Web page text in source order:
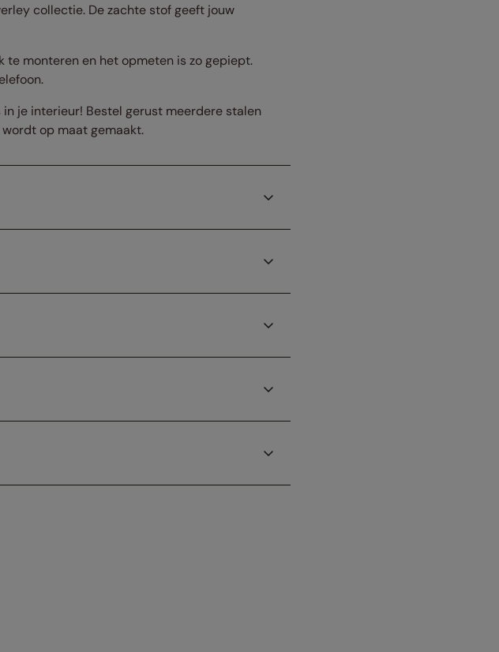
collectie. De zachte stof geeft jouw
te monteren en het opmeten is zo gepiept.
je interieur! Bestel gerust meerdere stalen
op maat gemaakt.